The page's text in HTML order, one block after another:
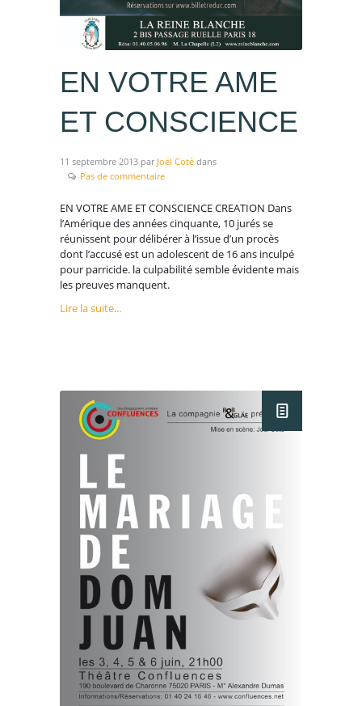
EN VOTRE AME
ET CONSCIENCE
11 septembre 2013 par Joël Coté dans
Pas de commentaire
EN VOTRE AME ET CONSCIENCE CREATION Dans
l’Amérique des années cinquante, 10 jurés se
réunissent pour délibérer à l’issue d’un procès
dont l’accusé est un adolescent de 16 ans inculpé
pour parricide. la culpabilité semble évidente mais
les preuves manquent.
Lire la suite...